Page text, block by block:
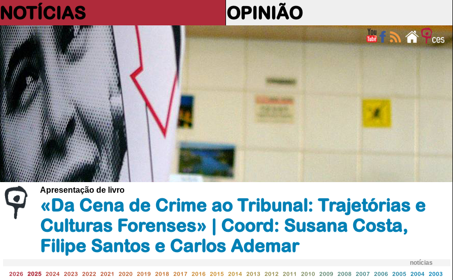
NOTÍCIAS OPINIÃO
Apresentação de livro
«Da Cena de Crime ao Tribunal: Trajetórias e
Culturas Forenses» | Coord: Susana Costa,
Filipe Santos e Carlos Ademar
notícias
2026 2025 2024 2023 2022 2021 2020 2019 2018 2017 2016 2015 2014 2013 2012 2011 2010 2009 2008 2007 2006 2005 2004 2003